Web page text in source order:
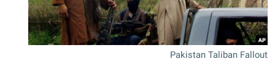
اړیکه
دري پاڼه
Pakistan Taliban Fallout